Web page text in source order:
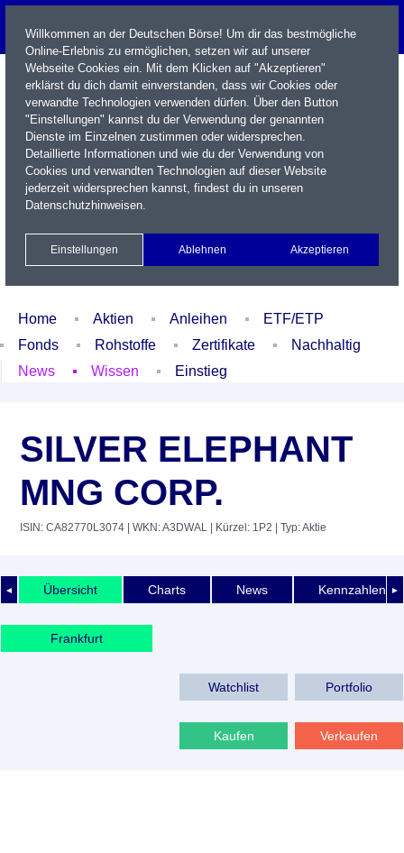
Name / WKN / ISIN / Kürzel
Xetra Realtime
Watchlist Portfolio Login
Home Aktien Anleihen
ETF/ETP
Fonds
Rohstoffe Zertifikate
Nachhaltig
News
Wissen Einstieg
SILVER ELEPHANT
MNG CORP.
ISIN: CA82770L3074 | WKN: A3DWAL | Kürzel: 1P2 | Typ: Aktie
◄ ►
Übersicht Charts News Kennzahlen
Frankfurt
Watchlist Portfolio
Kaufen Verkaufen
Willkommen an der Deutschen Börse! Um dir das bestmögliche
Online-Erlebnis zu ermöglichen, setzen wir auf unserer
Webseite Cookies ein. Mit dem Klicken auf "Akzeptieren"
erklärst du dich damit einverstanden, dass wir Cookies oder
verwandte Technologien verwenden dürfen. Über den Button
"Einstellungen" kannst du der Verwendung der genannten
Dienste im Einzelnen zustimmen oder widersprechen.
Detaillierte Informationen und wie du der Verwendung von
Cookies und verwandten Technologien auf dieser Website
jederzeit widersprechen kannst, findest du in unseren
Datenschutzhinweisen.
Einstellungen Ablehnen Akzeptieren